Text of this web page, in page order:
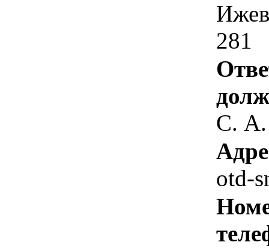
281
С. А.
otd-